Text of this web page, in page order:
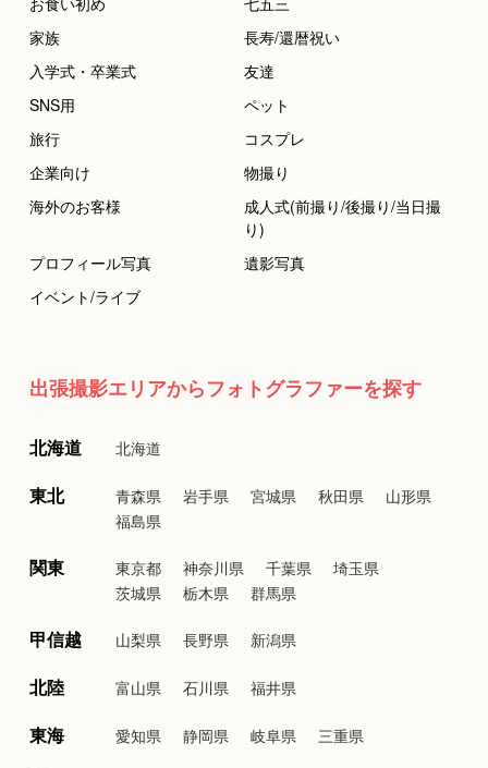
家族
長寿/還暦祝い
入学式・卒業式
友達
SNS用
ペット
旅行
コスプレ
企業向け
物撮り
海外のお客様
成人式(前撮り/後撮り/当日撮
り)
プロフィール写真
遺影写真
イベント/ライブ
出張撮影エリアからフォトグラファーを探す
北海道 北海道
東北 青森県 岩手県 宮城県 秋田県
山形県
福島県
関東 東京都 神奈川県 千葉県
埼玉県
茨城県
栃木県 群馬県
甲信越 山梨県 長野県 新潟県
北陸 富山県 石川県 福井県
東海 愛知県 静岡県 岐阜県 三重県